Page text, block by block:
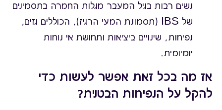
נשים רבות בגיל המעבר מגלות החמרה בתסמינים
של IBS (תסמונת המעי הרגיז), הכוללים גזים,
נפיחות, שינויים ביציאות ותחושת אי נוחות
יומיומית.
אז מה בכל זאת אפשר לעשות כדי
להקל על הנפיחות הבטנית?